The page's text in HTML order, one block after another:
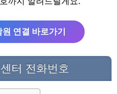
연결 바로가기
터 전화번호